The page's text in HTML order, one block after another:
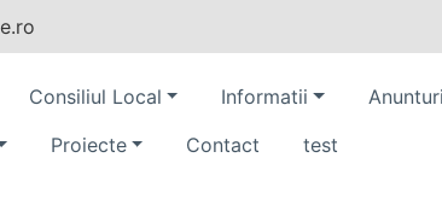
Consiliul Local Informatii Anunturi
Proiecte Contact test